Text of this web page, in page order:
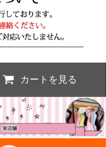
カートを見る